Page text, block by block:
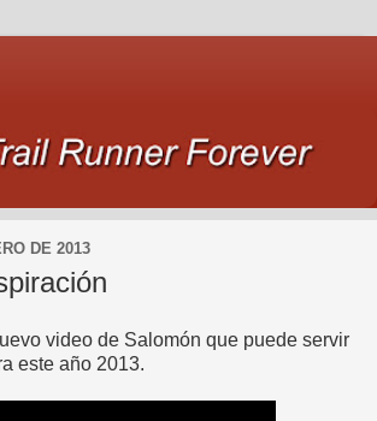
DE 2013
video de Salomón que puede servir
este año 2013.